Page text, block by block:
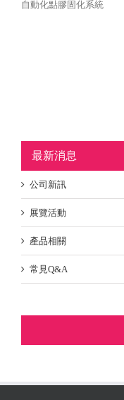
自動化點膠固化系統
最新消息
公司新訊
展覽活動
產品相關
常見Q&A